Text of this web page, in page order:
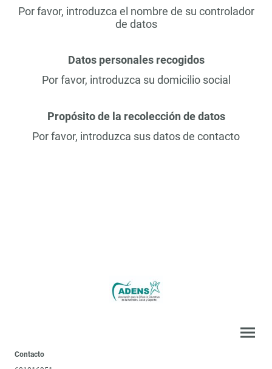
Por favor, introduzca el nombre de su controlador
de datos
Datos personales recogidos
Por favor, introduzca su domicilio social
Propósito de la recolección de datos
Por favor, introduzca sus datos de contacto
Contacto